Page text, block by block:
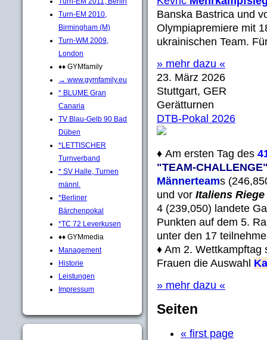
Turn-EM 2010,
Birmingham (M)
Turn-WM 2009,
London
♦♦ GYMfamily
→ www.gymfamily.eu
* BLUME Gran
Canaria
TV Blau-Gelb 90 Bad
Düben
*LETTISCHER
Turnverband
* SV Halle, Turnen
männl.
*Berliner
Bärchenpokal
*TC 72 Leverkusen
♦♦ GYMmedia
Management
Historie
Leistungen
Impressum
Banska Bastrica und
Olympiapremiere mit
ukrainischen Team.
» mehr dazu «
23. März 2026
Stuttgart, GER
Gerätturnen
DTB-Pokal 2026
♦ Am ersten Tag des
"TEAM-
Männerteams
und vor Italiens Riege
4 (239,050) landete
Punkten auf dem 5.
unter den 17
♦ Am 2.
Frauen die Auswahl
» mehr dazu «
Seiten
« first page